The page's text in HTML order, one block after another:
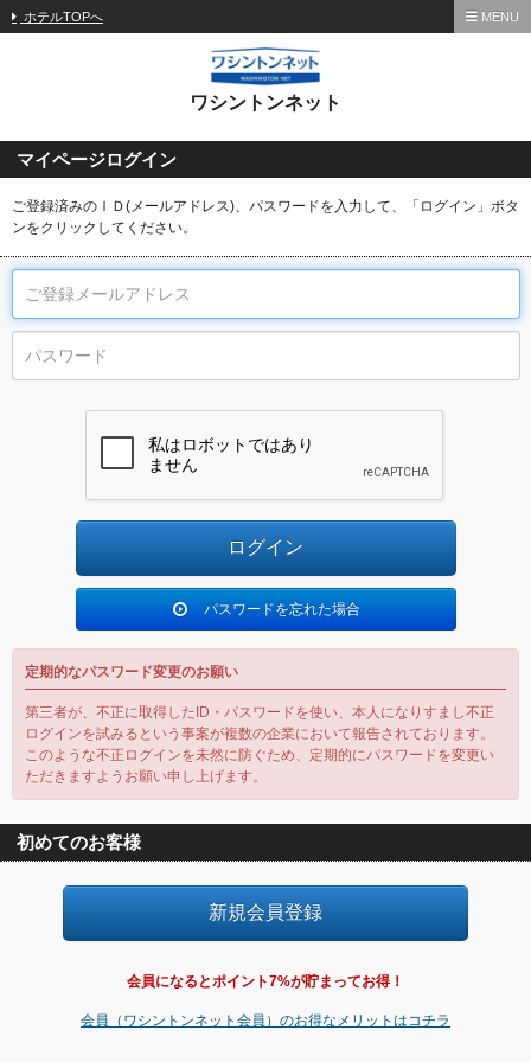
ホテルTOPへ MENU
ワシントンネット
マイページログイン
ご登録済みのＩＤ(メールアドレス)、パスワードを入力して、「ログイン」ボタ
ンをクリックしてください。
パスワードを忘れた場合
定期的なパスワード変更のお願い
第三者が、不正に取得したID・パスワードを使い、本人になりすまし不正
ログインを試みるという事案が複数の企業において報告されております。
このような不正ログインを未然に防ぐため、定期的にパスワードを変更い
ただきますようお願い申し上げます。
初めてのお客様
会員になるとポイント7%が貯まってお得！
会員（ワシントンネット会員）のお得なメリットはコチラ